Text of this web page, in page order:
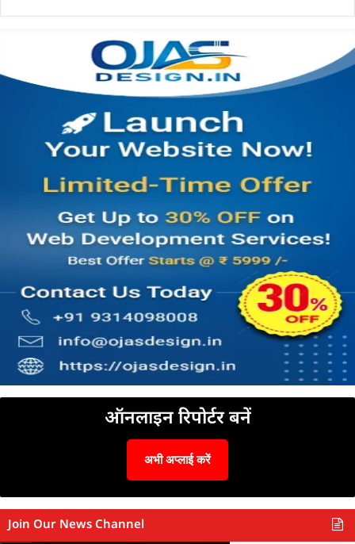
ऑनलाइन रिपोर्टर बनें
अभी अप्लाई करें
Join Our News Channel